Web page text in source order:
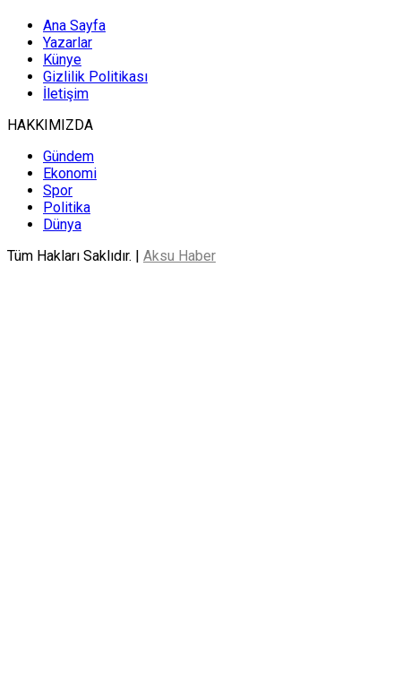
Ana Sayfa
Yazarlar
Künye
Gizlilik Politikası
İletişim
HAKKIMIZDA
Gündem
Ekonomi
Spor
Politika
Dünya
Tüm Hakları Saklıdır. | Aksu Haber